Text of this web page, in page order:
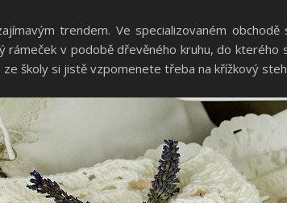
trendem. Ve specializovaném
rámeček v podobě dřevěného kruhu, do
ze školy si jistě vzpomenete třeba na křížkový